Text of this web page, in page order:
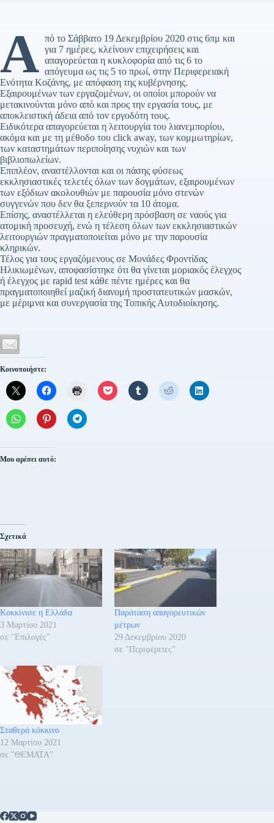
Α πό το Σάββατο 19 Δεκεμβρίου 2020 στις 6πμ και
για 7 ημέρες, κλείνουν επιχειρήσεις και
απαγορεύεται η κυκλοφορία από τις 6 το
απόγευμα ως τις 5 το πρωί, στην Περιφερειακή
Ενότητα Κοζάνης, με απόφαση της κυβέρνησης.
Εξαιρουμένων των εργαζομένων, οι οποίοι μπορούν να
μετακινούνται μόνο από και προς την εργασία τους, με
αποκλειστική άδεια από τον εργοδότη τους.
Ειδικότερα απαγορεύεται η λειτουργία του λιανεμπορίου,
ακόμα και με τη μέθοδο του click away, των κομμωτηρίων,
των καταστημάτων περιποίησης νυχιών και των
βιβλιοπωλείων.
Επιπλέον, αναστέλλονται και οι πάσης φύσεως
εκκλησιαστικές τελετές όλων των δογμάτων, εξαιρουμένων
των εξόδιων ακολουθιών με παρουσία μόνο στενών
συγγενών που δεν θα ξεπερνούν τα 10 άτομα.
Επίσης, αναστέλλεται η ελεύθερη πρόσβαση σε ναούς για
ατομική προσευχή, ενώ η τέλεση όλων των εκκλησιαστικών
λειτουργιών πραγματοποιείται μόνο με την παρουσία
κληρικών.
Τέλος για τους εργαζόμενους σε Μονάδες Φροντίδας
Ηλικιωμένων, αποφασίστηκε ότι θα γίνεται μοριακός έλεγχος
ή έλεγχος με rapid test κάθε πέντε ημέρες και θα
πραγματοποιηθεί μαζική διανομή προστατευτικών μασκών,
με μέριμνα και συνεργασία της Τοπικής Αυτοδιοίκησης.
Κοινοποιήστε:
Μου αρέσει αυτό:
Σχετικά
Κοκκίνισε η Ελλάδα
3 Μαρτίου 2021
σε "Επιλογές"
Παράταση απαγορευτικών
μέτρων
29 Δεκεμβρίου 2020
σε "Περιφέρειες"
Σταθερά κόκκινο
12 Μαρτίου 2021
σε "ΘΕΜΑΤΑ"